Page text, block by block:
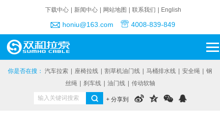
下载中心 新闻中心 网站地图 联系我们 English
honiu@163.com 4008-839-849
你是否在搜： 汽车拉索 座椅拉线 割草机油门线 马桶排水线 安全绳
钢
丝绳
刹车线 油门线 传动软轴
+ 分享到